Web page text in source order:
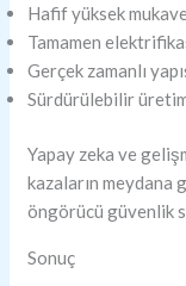
Hafif yüksek
Tamamen
Gerçek zamanlı
Sürdürülebilir
Yapay zeka ve
kazaların meydana
öngörücü güvenlik
Sonuç